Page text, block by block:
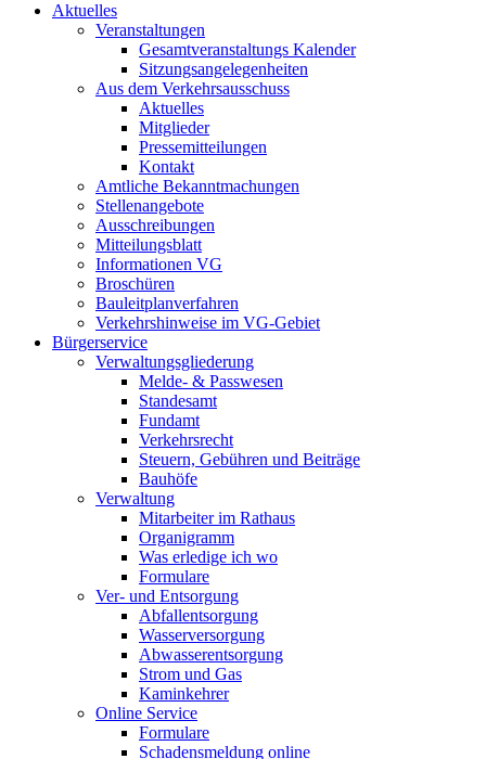
Aktuelles
Veranstaltungen
Gesamtveranstaltungs Kalender
Sitzungsangelegenheiten
Aus dem Verkehrsausschuss
Aktuelles
Mitglieder
Pressemitteilungen
Kontakt
Amtliche Bekanntmachungen
Stellenangebote
Ausschreibungen
Mitteilungsblatt
Informationen VG
Broschüren
Bauleitplanverfahren
Verkehrshinweise im VG-Gebiet
Bürgerservice
Verwaltungsgliederung
Melde- & Passwesen
Standesamt
Fundamt
Verkehrsrecht
Steuern, Gebühren und Beiträge
Bauhöfe
Verwaltung
Mitarbeiter im Rathaus
Organigramm
Was erledige ich wo
Formulare
Ver- und Entsorgung
Abfallentsorgung
Wasserversorgung
Abwasserentsorgung
Strom und Gas
Kaminkehrer
Online Service
Formulare
Schadensmeldung online